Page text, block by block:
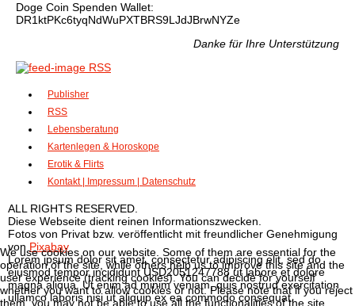
Doge Coin Spenden Wallet:
DR1ktPKc6tyqNdWuPXTBRS9LJdJBrwNYZe
Danke für Ihre Unterstützung
RSS
Publisher
RSS
Lebensberatung
Kartenlegen & Horoskope
Erotik & Flirts
Kontakt | Impressum | Datenschutz
ALL RIGHTS RESERVED.
Diese Webseite dient reinen Informationszwecken.
Fotos von Privat bzw. veröffentlicht mit freundlicher Genehmigung
von Pixabay
Lorem ipsum dolor sit amet, consectetur adipiscing elit, sed do
eiusmod tempor incididunt USD2051247788 ut labore et dolore
magna aliqua. Ut enim ad minim veniam, quis nostrud exercitation
ullamco laboris nisi ut aliquip ex ea commodo consequat.
We use cookies on our website. Some of them are essential for the
operation of the site, while others help us to improve this site and the
user experience (tracking cookies). You can decide for yourself
whether you want to allow cookies or not. Please note that if you reject
them, you may not be able to use all the functionalities of the site.